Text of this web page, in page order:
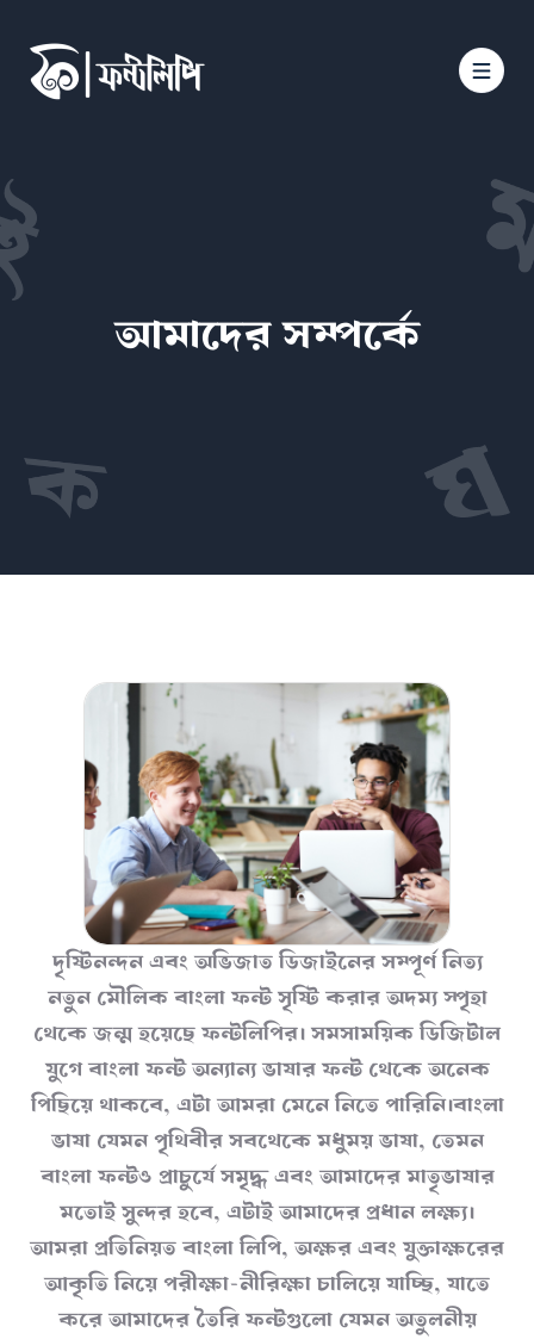
আমাদের সম্পর্কে
দৃষ্টিনন্দন এবং অভিজাত ডিজাইনের সম্পূর্ণ নিত্য
নতুন মৌলিক বাংলা ফন্ট সৃষ্টি করার অদম্য স্পৃহা
থেকে জন্ম হয়েছে ফন্টলিপির। সমসাময়িক ডিজিটাল
যুগে বাংলা ফন্ট অন্যান্য ভাষার ফন্ট থেকে অনেক
পিছিয়ে থাকবে, এটা আমরা মেনে নিতে পারিনি।বাংলা
ভাষা যেমন পৃথিবীর সবথেকে মধুময় ভাষা, তেমন
বাংলা ফন্টও প্রাচুর্যে সমৃদ্ধ এবং আমাদের মাতৃভাষার
মতোই সুন্দর হবে, এটাই আমাদের প্রধান লক্ষ্য।
আমরা প্রতিনিয়ত বাংলা লিপি, অক্ষর এবং যুক্তাক্ষরের
আকৃতি নিয়ে পরীক্ষা-নীরিক্ষা চালিয়ে যাচ্ছি, যাতে
করে আমাদের তৈরি ফন্টগুলো যেমন অতুলনীয়